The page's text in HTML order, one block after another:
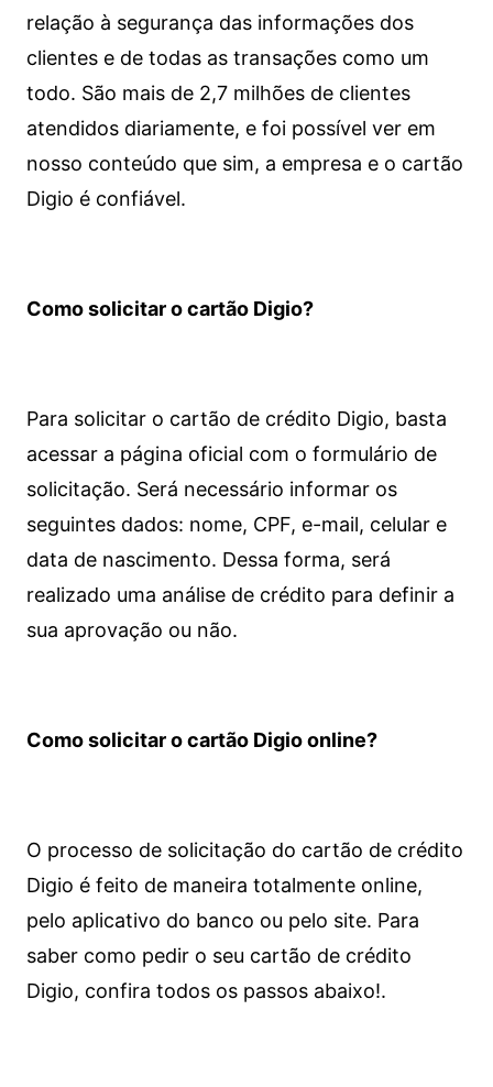
relação à segurança das informações dos
clientes e de todas as transações como um
todo. São mais de 2,7 milhões de clientes
atendidos diariamente, e foi possível ver em
nosso conteúdo que sim, a empresa e o cartão
Digio é confiável.
Como solicitar o cartão Digio?
Para solicitar o cartão de crédito Digio, basta
acessar a página oficial com o formulário de
solicitação. Será necessário informar os
seguintes dados: nome, CPF, e-mail, celular e
data de nascimento. Dessa forma, será
realizado uma análise de crédito para definir a
sua aprovação ou não.
Como solicitar o cartão Digio online?
O processo de solicitação do cartão de crédito
Digio é feito de maneira totalmente online,
pelo aplicativo do banco ou pelo site. Para
saber como pedir o seu cartão de crédito
Digio, confira todos os passos abaixo!.